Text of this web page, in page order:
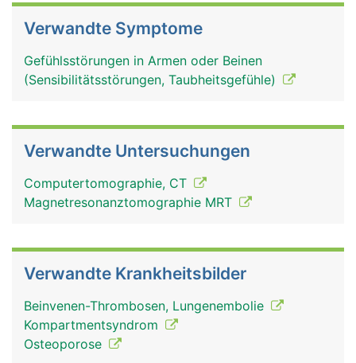
Verwandte Symptome
Gefühlsstörungen in Armen oder Beinen
(Sensibilitätsstörungen, Taubheitsgefühle)
Verwandte Untersuchungen
Computertomographie, CT
Magnetresonanztomographie MRT
Verwandte Krankheitsbilder
Beinvenen-Thrombosen, Lungenembolie
Kompartmentsyndrom
Osteoporose